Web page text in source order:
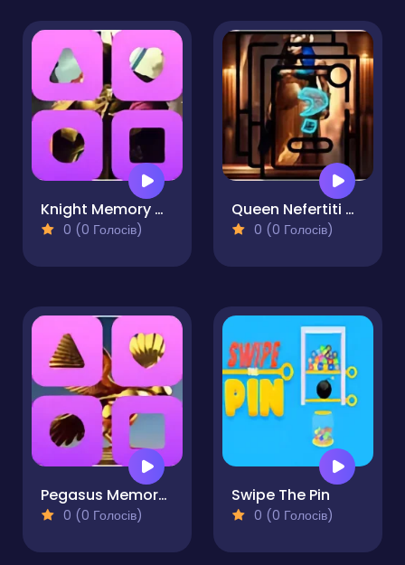
Knight Memory Match
0 (0 Голосів)
Queen Nefertiti Memory Match
0 (0 Голосів)
Pegasus Memory Match
0 (0 Голосів)
Swipe The Pin
0 (0 Голосів)